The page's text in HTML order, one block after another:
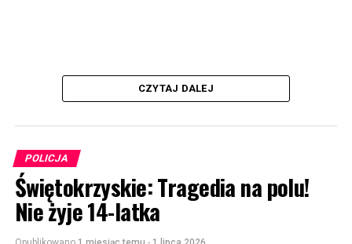
CZYTAJ DALEJ
POLICJA
Świętokrzyskie: Tragedia na polu!
Nie żyje 14-latka